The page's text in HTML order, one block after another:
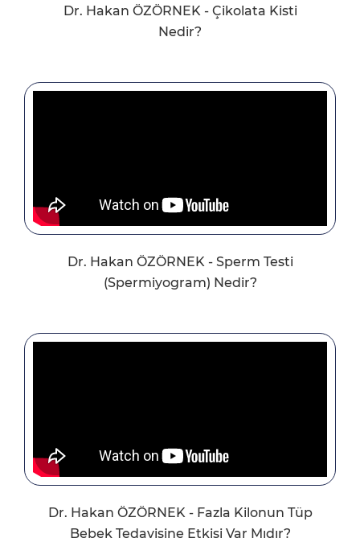
Dr. Hakan ÖZÖRNEK - Çikolata Kisti
Nedir?
Dr. Hakan ÖZÖRNEK - Sperm Testi
(Spermiyogram) Nedir?
Dr. Hakan ÖZÖRNEK - Fazla Kilonun Tüp
Bebek Tedavisine Etkisi Var Mıdır?